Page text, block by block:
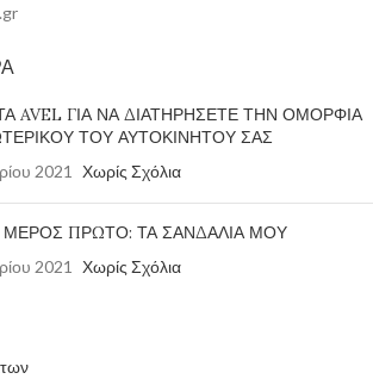
AVEL ΓΙΑ ΝΑ ΔΙΑΤΗΡΗΣΕΤΕ ΤΗΝ ΟΜΟΡΦΙΑ
ΤΟΥ ΑΥΤΟΚΙΝΗΤΟΥ ΣΑΣ
2021 Χωρίς Σχόλια
ΜΕΡΟΣ ΠΡΩΤΟ: ΤΑ ΣΑΝΔΑΛΙΑ ΜΟΥ
2021 Χωρίς Σχόλια